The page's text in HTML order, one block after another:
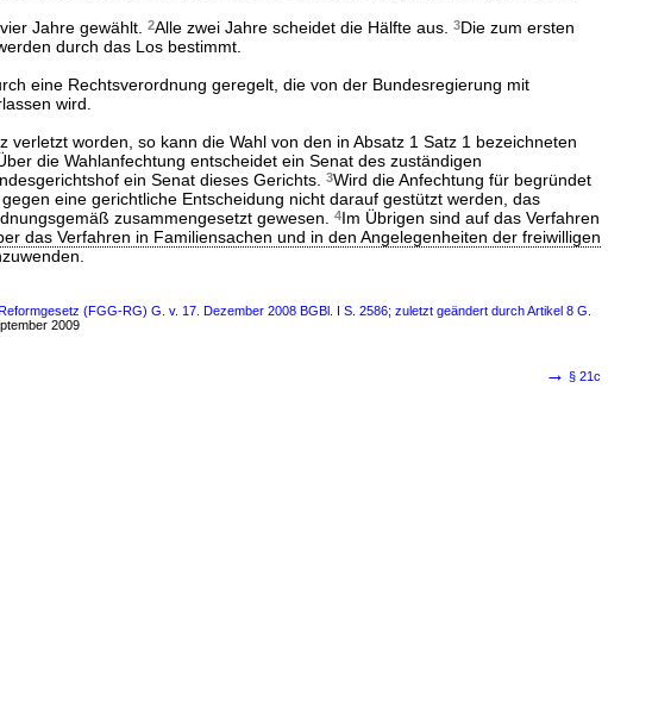
Jahre gewählt. 2Alle zwei Jahre scheidet die Hälfte aus. 3Die zum ersten
durch das Los bestimmt.
eine Rechtsverordnung geregelt, die von der Bundesregierung mit
wird.
verletzt worden, so kann die Wahl von den in Absatz 1 Satz 1 bezeichneten
die Wahlanfechtung entscheidet ein Senat des zuständigen
ein Senat dieses Gerichts.
3Wird die Anfechtung für begründet
eine gerichtliche Entscheidung nicht darauf gestützt werden, das
zusammengesetzt gewesen.
4Im Übrigen sind auf das Verfahren
das Verfahren in Familiensachen und in den Angelegenheiten der freiwilligen
(FGG-RG) G. v. 17. Dezember 2008 BGBl. I S. 2586; zuletzt geändert durch Artikel 8 G.
2009
→ § 21c